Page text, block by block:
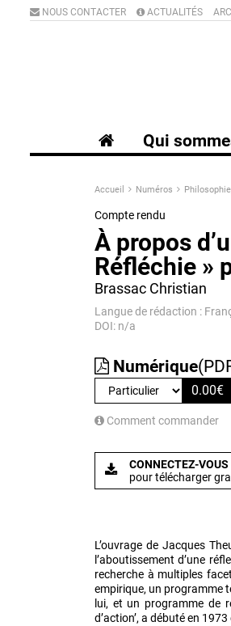
NOUS CONTACTER ACTUALITÉS
Qui
Accueil Numéros
Compte rendu
À propos
Réfléchie »
Brassac Christian
Langue de rédaction :
DOI: n/a
Numérique
0.00€
Comment commander
CONNECTEZ-VOUS
pour télécharger
L’ouvrage de Jacques
l’aboutissement d’une
recherche à multiples
empirique, un programme
lui, et un programme de
d’action’, a débuté en